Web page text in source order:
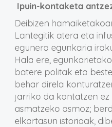
Ipuin-kontaketa
Deibizen
Lantegitik atera eta
egunero egunkaria
Hala ere,
batere politak eta
behar direla
jarriko da kontatzen ez
asmatzeko asmoz;
elkartasun istorioak,